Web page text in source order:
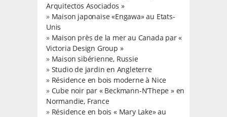
Arquitectos Asociados »
» Maison japonaise «Engawa» au Etats-
Unis
» Maison près de la mer au Canada par «
Victoria Design Group »
» Maison sibérienne, Russie
» Studio de jardin en Angleterre
» Résidence en bois moderne à Nice
» Cube noir par « Beckmann-N’Thepe » en
Normandie, France
» Résidence en bois « Mary Lake» au